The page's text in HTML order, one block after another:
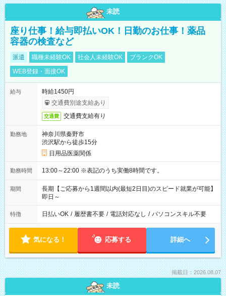
未読
座り仕事！給与即払いOK！日勤のお仕事！薬品
容器の検査など
派遣 職種未経験OK 社会人未経験OK
ブランクOK
WEB登録・面接OK
給与
時給1450円
交通費別途支給あり
交通費 交通費支給有り
勤務地
神奈川県秦野市
渋沢駅から徒歩15分
日用品医薬関係
勤務時間 13:00～22:00 ※表記のうち実働8時間です。
期間
長期【ご応募から1週間以内(最短2日目)のスピード就業が可能】
即日～
特徴 日払いOK / 履歴書不要 / 電話対応なし / パソコンスキル不要
気になる！ 応募する 詳細へ
掲載日：2026.08.07
未読